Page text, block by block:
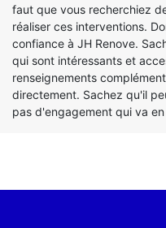
faut que vous recherchiez
réaliser ces interventions.
confiance à JH Renove.
qui sont intéressants et
renseignements
directement. Sachez qu'il
pas d'engagement qui va